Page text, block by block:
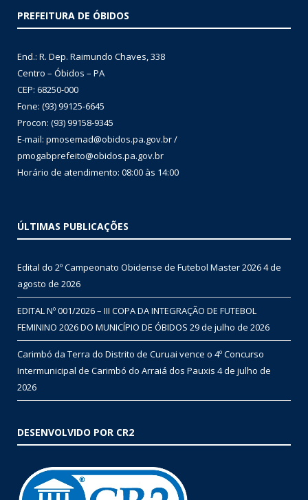
PREFEITURA DE ÓBIDOS
End.: R. Dep. Raimundo Chaves, 338
Centro – Óbidos – PA
CEP: 68250-000
Fone: (93) 99125-6645
Procon: (93) 99158-9345
E-mail: pmosemad@obidos.pa.gov.br /
pmogabprefeito@obidos.pa.gov.br
Horário de atendimento: 08:00 às 14:00
ÚLTIMAS PUBLICAÇÕES
Edital do 2º Campeonato Obidense de Futebol Master 20264 de
agosto de 2026
EDITAL Nº 001/2026 – III COPA DA INTEGRAÇÃO DE FUTEBOL
FEMININO 2026 DO MUNICÍPIO DE ÓBIDOS 29 de julho de 2026
Carimbó da Terra do Distrito de Curuai vence o 4º Concurso
Intermunicipal de Carimbó do Arraiá dos Pauxis 4 de julho de
2026
DESENVOLVIDO POR CR2